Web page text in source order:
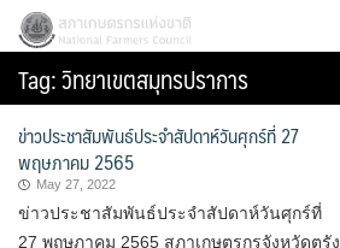
Skip
content
สภาเกษตรกรแห่งชาติ
Tag:วิทยาเขตสมุทรปราการ
ข่าวประชาสัมพันธ์ประจำสัปดาห์วันศุกร์ที่ 27
พฤษภาคม 2565
May 27, 2022
ข่าวประชาสัมพันธ์ประจำสัปดาห์วันศุกร์ที่
27 พฤษภาคม 2565 สภาเกษตรกรจังหวัดตรัง